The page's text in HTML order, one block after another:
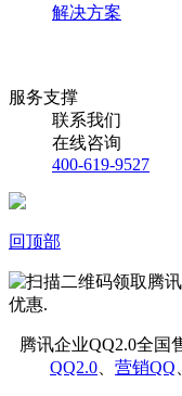
解决方案
服务支撑
联系我们
在线咨询
400-619-9527
回顶部
腾讯企业QQ2.0全国
QQ2.0
营销QQ